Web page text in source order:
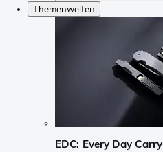
Themenwelten
EDC: Every Day Carry